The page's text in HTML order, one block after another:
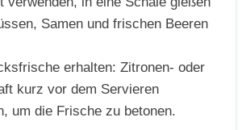
Samen und frischen Beeren
erhalten: Zitronen- oder
kurz vor dem Servieren
um die Frische zu betonen.